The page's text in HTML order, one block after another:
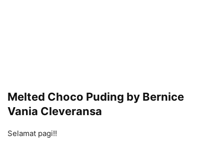
Melted Choco Puding by Bernice
Vania Cleveransa
Selamat pagi!!